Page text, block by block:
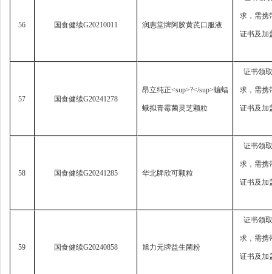
56 国食健续G20210011 润惠堂牌阿胶黄芪口服液
求， 需携
证书及加
57 国食健续G20241278
昂立纯正<sup>?</sup>蝙蝠
蛾拟青霉菌灵芝颗粒
证书领
求， 需携
证书及加
58 国食健续G20241285 华北牌欣可颗粒
证书领
求， 需携
证书及加
59 国食健续G20240858 旭力元牌益生菌粉
证书领
求， 需携
证书及加